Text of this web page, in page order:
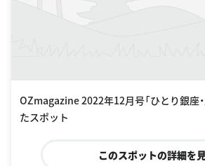
OZmagazine 2022年12月号「ひとり銀座
たスポット
このスポットの詳細を